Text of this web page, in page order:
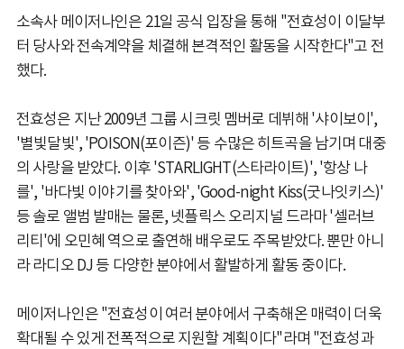
소속사 메이저나인은 21일 공식 입장을 통해 "전효성이 이달부
터 당사와 전속계약을 체결해 본격적인 활동을 시작한다"고 전
했다.
전효성은 지난 2009년 그룹 시크릿 멤버로 데뷔해 '샤이보이',
'별빛달빛', 'POISON(포이즌)' 등 수많은 히트곡을 남기며 대중
의 사랑을 받았다. 이후 'STARLIGHT(스타라이트)', '항상 나
를', '바다빛 이야기를 찾아와', 'Good-night Kiss(굿나잇키스)'
등 솔로 앨범 발매는 물론, 넷플릭스 오리지널 드라마 '셀러브
리티'에 오민혜 역으로 출연해 배우로도 주목받았다. 뿐만 아니
라 라디오 DJ 등 다양한 분야에서 활발하게 활동 중이다.
메이저나인은 "전효성이 여러 분야에서 구축해온 매력이 더욱
확대될 수 있게 전폭적으로 지원할 계획이다"라며 "전효성과